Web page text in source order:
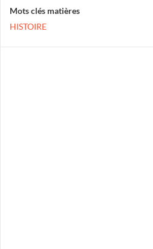
Mots clés matières
HISTOIRE